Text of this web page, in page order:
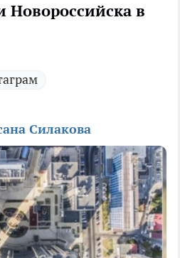
Новороссийска в
Силакова